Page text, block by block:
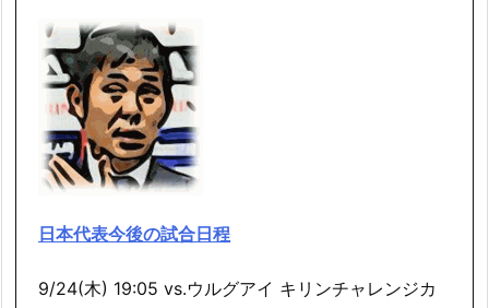
日本代表今後の試合日程
9/24(木) 19:05 vs.ウルグアイ キリンチャレンジカ